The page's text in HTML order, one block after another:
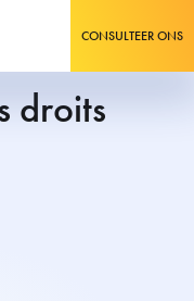
CONSULTEER ONS
droits